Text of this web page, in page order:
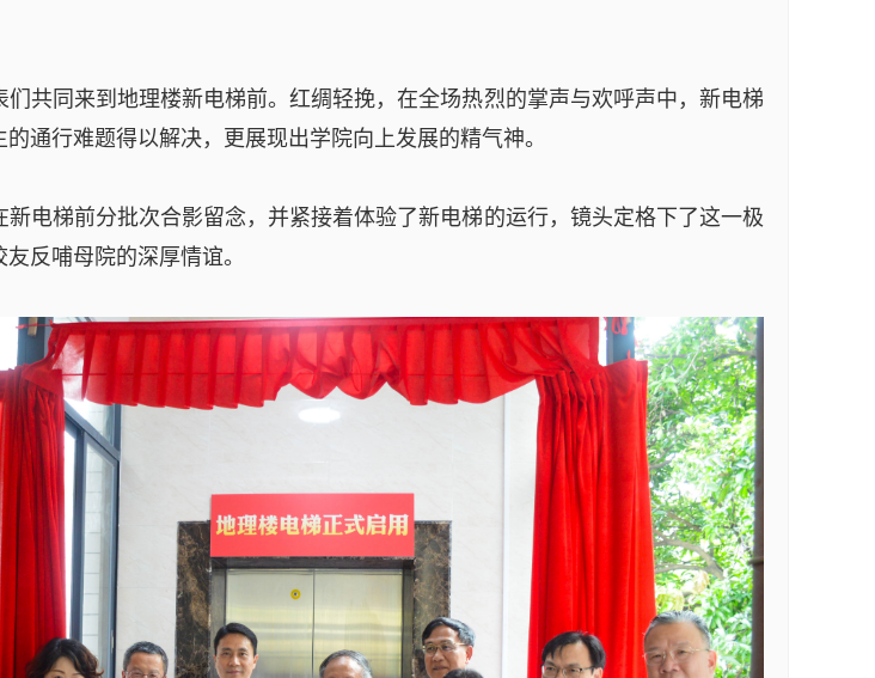
共同来到地理楼新电梯前。红绸轻挽，在全场热烈的掌声与欢呼声中，新电梯
通行难题得以解决，更展现出学院向上发展的精气神。
电梯前分批次合影留念，并紧接着体验了新电梯的运行，镜头定格下了这一极
反哺母院的深厚情谊。